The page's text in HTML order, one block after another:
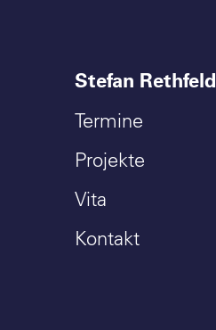
Stefan Rethfeld
Termine
Projekte
Vita
Kontakt